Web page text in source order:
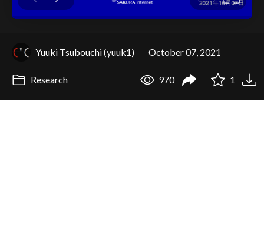
Yuuki Tsubouchi (yuuk1) October 07, 2021
Research 970 1